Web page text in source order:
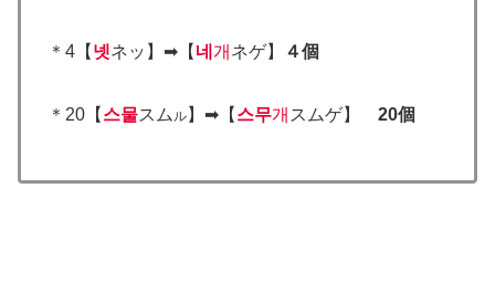
＊4【 넷ネッ】➡【 네 개 ネゲ】 ４個
＊20【 스물スム ル 】➡【 스무개 スムゲ】 20個